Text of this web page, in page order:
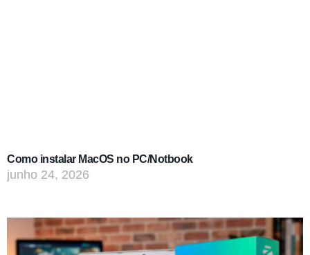
Como instalar MacOS no PC/Notbook
junho 24, 2026